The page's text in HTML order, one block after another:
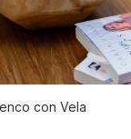
con Vela